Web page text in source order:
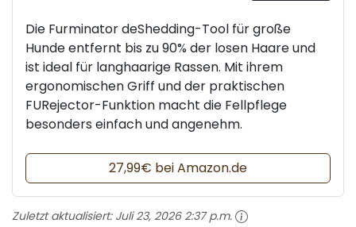
Die Furminator deShedding-Tool für große
Hunde entfernt bis zu 90% der losen Haare und
ist ideal für langhaarige Rassen. Mit ihrem
ergonomischen Griff und der praktischen
FURejector-Funktion macht die Fellpflege
besonders einfach und angenehm.
27,99€ bei Amazon.de
Zuletzt aktualisiert: Juli 23, 2026 2:37 p.m.